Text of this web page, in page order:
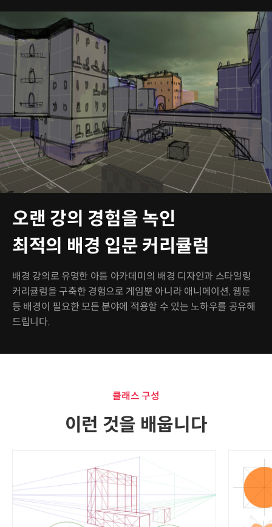
오랜 강의 경험을 녹인
최적의 배경 입문 커리큘럼
배경 강의로 유명한 아틈 아카데미의 배경 디자인과 스타일링
커리큘럼을 구축한 경험으로 게임뿐 아니라 애니메이션, 웹툰
등 배경이 필요한 모든 분야에 적용할 수 있는 노하우를 공유해
드립니다.
클래스 구성
이런 것을 배웁니다